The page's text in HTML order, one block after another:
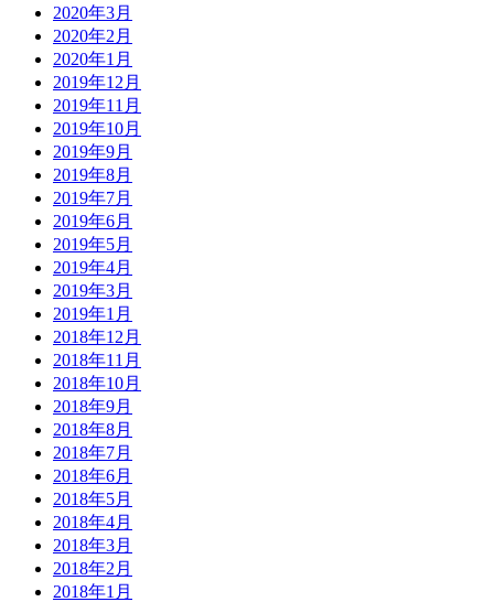
2020年3月
2020年2月
2020年1月
2019年12月
2019年11月
2019年10月
2019年9月
2019年8月
2019年7月
2019年6月
2019年5月
2019年4月
2019年3月
2019年1月
2018年12月
2018年11月
2018年10月
2018年9月
2018年8月
2018年7月
2018年6月
2018年5月
2018年4月
2018年3月
2018年2月
2018年1月